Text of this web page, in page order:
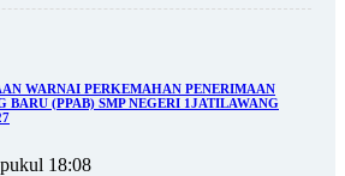
WARNAI PERKEMAHAN PENERIMAAN
BARU (PPAB) SMP NEGERI 1JATILAWANG
18:08